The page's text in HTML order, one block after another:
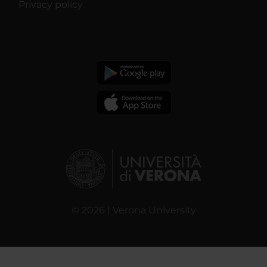
Privacy policy
© 2026 | Verona University